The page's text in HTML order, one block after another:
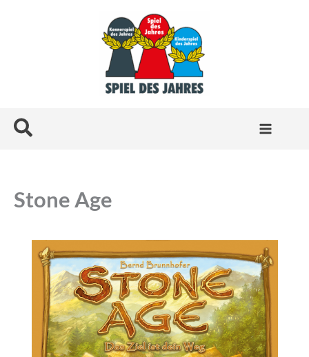
Suchen
Stone Age